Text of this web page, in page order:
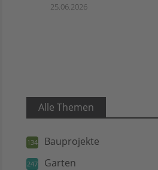
25.06.2026
Alle Themen
134 Bauprojekte
247 Garten